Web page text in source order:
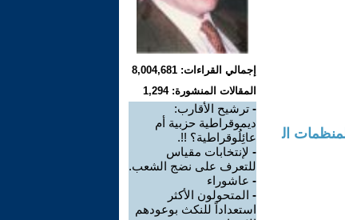
ال
إجمالي القراءات: 8,004,681
المقالات المنشورة: 1,294
- ترشيح الأقارب:
ديموقراطية حزبية أم
عائِلُوقراطية؟ !!.
- لإنتخابات مقياس
للتعرف على نضج الشعب.
- عاشوراء
- المتحولون الأكثر
استعداداً للنكث بوعودهم